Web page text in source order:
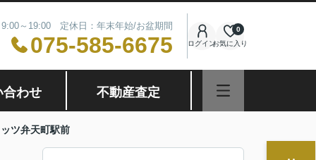
～19:00 定休日：年末年始/お盆期間
075-585-6675 ログインお気に入り
0
合わせ 不動産査定
ツ弁天町駅前